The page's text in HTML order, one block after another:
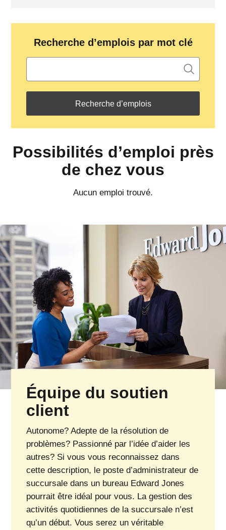
Recherche d’emplois par mot clé
Possibilités d’emploi près
de chez vous
Aucun emploi trouvé.
Équipe du soutien
client
Autonome? Adepte de la résolution de
problèmes? Passionné par l’idée d’aider les
autres? Si vous vous reconnaissez dans
cette description, le poste d’administrateur de
succursale dans un bureau Edward Jones
pourrait être idéal pour vous. La gestion des
activités quotidiennes de la succursale n’est
qu’un début. Vous serez un véritable